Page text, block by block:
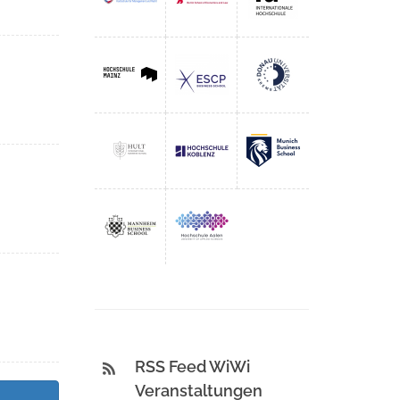
RSS Feed WiWi
Veranstaltungen